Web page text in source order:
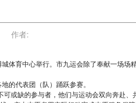
作者:
育中心举行。市九运会除了奉献一场场
代表团（队）踊跃参赛。
或缺的参与者，他们与运动会双向奔赴、